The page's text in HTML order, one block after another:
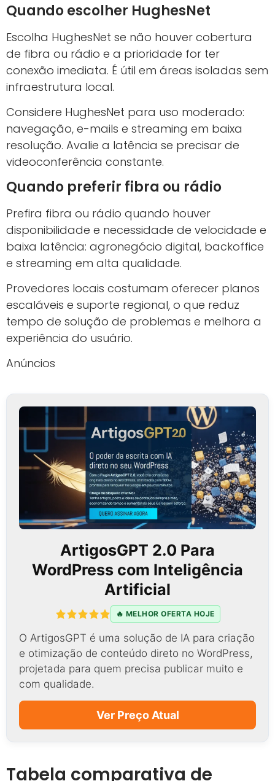
Quando escolher HughesNet
Escolha HughesNet se não houver cobertura
de fibra ou rádio e a prioridade for ter
conexão imediata. É útil em áreas isoladas sem
infraestrutura local.
Considere HughesNet para uso moderado:
navegação, e-mails e streaming em baixa
resolução. Avalie a latência se precisar de
videoconferência constante.
Quando preferir fibra ou rádio
Prefira fibra ou rádio quando houver
disponibilidade e necessidade de velocidade e
baixa latência: agronegócio digital, backoffice
e streaming em alta qualidade.
Provedores locais costumam oferecer planos
escaláveis e suporte regional, o que reduz
tempo de solução de problemas e melhora a
experiência do usuário.
Anúncios
ArtigosGPT 2.0 Para
WordPress com Inteligência
Artificial
🔥 MELHOR OFERTA HOJE
O ArtigosGPT é uma solução de IA para criação
e otimização de conteúdo direto no WordPress,
projetada para quem precisa publicar muito e
com qualidade.
Ver Preço Atual
Tabela comparativa de